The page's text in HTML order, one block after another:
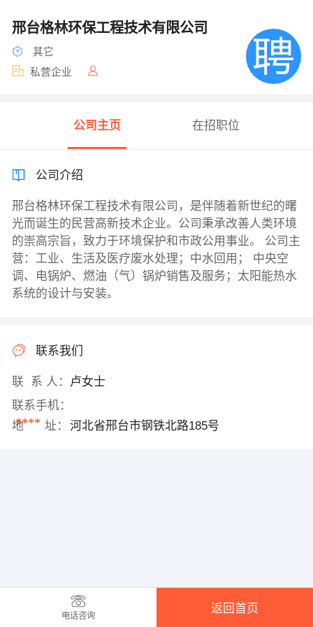
邢台格林环保工程技术有限公司
其它
私营企业
公司主页 在招职位
公司介绍
邢台格林环保工程技术有限公司，是伴随着新世纪的曙
光而诞生的民营高新技术企业。公司秉承改善人类环境
的崇高宗旨，致力于环境保护和市政公用事业。 公司主
营：工业、生活及医疗废水处理；中水回用； 中央空
调、电锅炉、燃油（气）锅炉销售及服务；太阳能热水
系统的设计与安装。
联系我们
联 系 人： 卢女士
联系手机：
****
地 址： 河北省邢台市钢铁北路185号
电话咨询
返回首页